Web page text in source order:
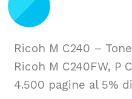
Ricoh M C240 –
Ricoh M C240FW, P
4.500 pagine al 5%